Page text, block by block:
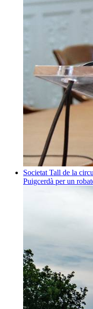
Societat Tall de la
Puigcerdà per un